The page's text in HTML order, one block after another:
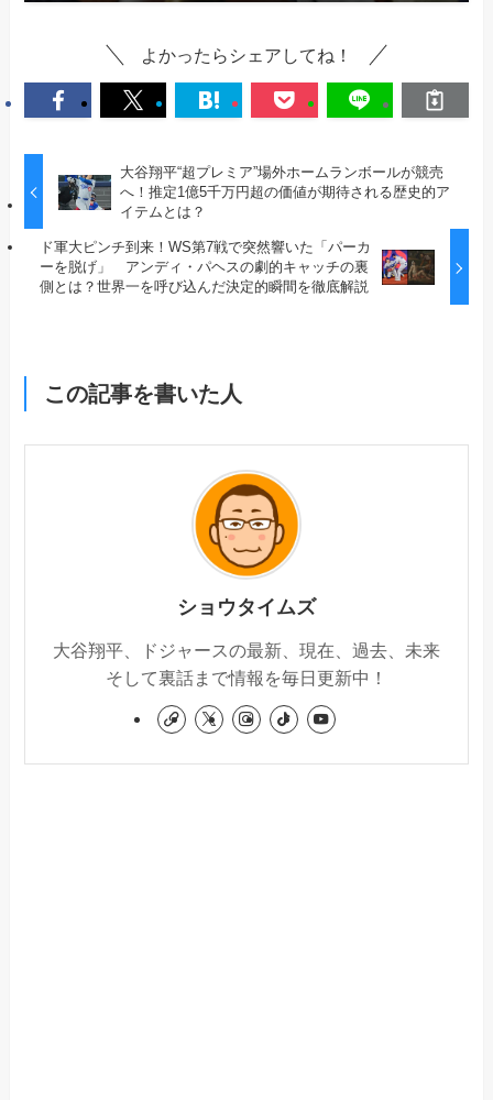
よかったらシェアしてね！
大谷翔平“超プレミア”場外ホームランボールが競売
へ！推定1億5千万円超の価値が期待される歴史的ア
イテムとは？
ド軍大ピンチ到来！WS第7戦で突然響いた「パーカ
ーを脱げ」 アンディ・パヘスの劇的キャッチの裏
側とは？世界一を呼び込んだ決定的瞬間を徹底解説
この記事を書いた人
ショウタイムズ
大谷翔平、ドジャースの最新、現在、過去、未来
そして裏話まで情報を毎日更新中！